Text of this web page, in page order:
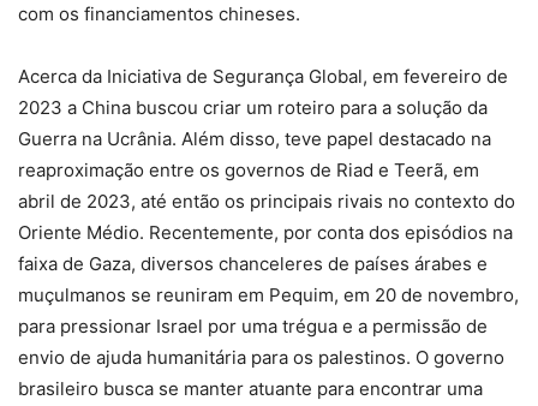
com os financiamentos chineses.
Acerca da Iniciativa de Segurança Global, em fevereiro de
2023 a China buscou criar um roteiro para a solução da
Guerra na Ucrânia. Além disso, teve papel destacado na
reaproximação entre os governos de Riad e Teerã, em
abril de 2023, até então os principais rivais no contexto do
Oriente Médio. Recentemente, por conta dos episódios na
faixa de Gaza, diversos chanceleres de países árabes e
muçulmanos se reuniram em Pequim, em 20 de novembro,
para pressionar Israel por uma trégua e a permissão de
envio de ajuda humanitária para os palestinos. O governo
brasileiro busca se manter atuante para encontrar uma